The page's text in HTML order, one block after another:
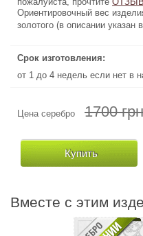
Ориентировочный вес
золотого (в описании указан
Срок изготовления:
от 1 до 4 недель если нет в
Цена серебро 1700 грн
Купить
Ориентировочный вес
Вместе с этим